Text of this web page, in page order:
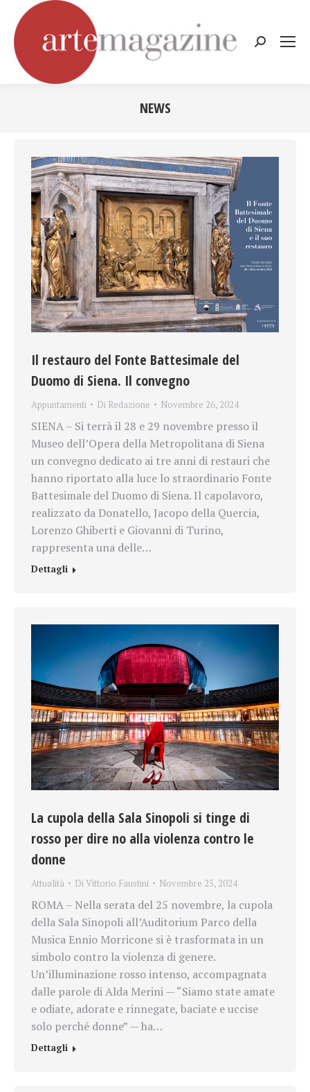
Cerca:
NEWS
Il restauro del Fonte Battesimale del
Duomo di Siena. Il convegno
Appuntamenti Di Redazione Novembre 26, 2024
SIENA – Si terrà il 28 e 29 novembre presso il
Museo dell’Opera della Metropolitana di Siena
un convegno dedicato ai tre anni di restauri che
hanno riportato alla luce lo straordinario Fonte
Battesimale del Duomo di Siena. Il capolavoro,
realizzato da Donatello, Jacopo della Quercia,
Lorenzo Ghiberti e Giovanni di Turino,
rappresenta una delle…
Dettagli
La cupola della Sala Sinopoli si tinge di
rosso per dire no alla violenza contro le
donne
Attualità Di Vittorio Faustini Novembre 25, 2024
ROMA – Nella serata del 25 novembre, la cupola
della Sala Sinopoli all’Auditorium Parco della
Musica Ennio Morricone si è trasformata in un
simbolo contro la violenza di genere.
Un’illuminazione rosso intenso, accompagnata
dalle parole di Alda Merini — “Siamo state amate
e odiate, adorate e rinnegate, baciate e uccise
solo perché donne” — ha…
Dettagli